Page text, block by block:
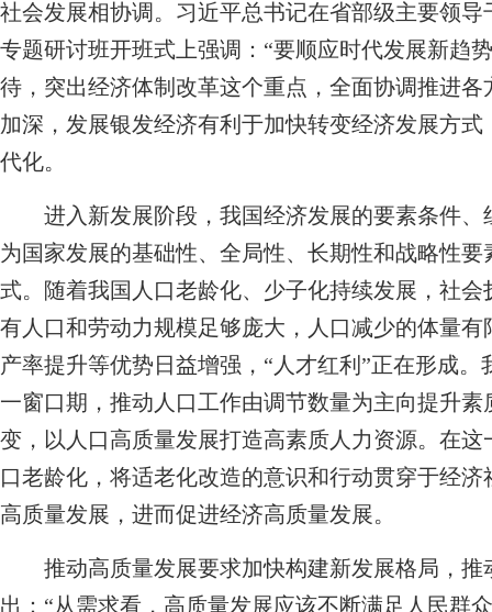
社会发展相协调。习近平总书记在省部级主要领
专题研讨班开班式上强调：“要顺应时代发展新趋
待，突出经济体制改革这个重点，全面协调推进
加深，发展银发经济有利于加快转变经济发展方
代化。
进入新发展阶段，我国经济发展的要素条件、
为国家发展的基础性、全局性、长期性和战略性
式。随着我国人口老龄化、少子化持续发展，社
有人口和劳动力规模足够庞大，人口减少的体量
产率提升等优势日益增强，“人才红利”正在形成
一窗口期，推动人口工作由调节数量为主向提升
变，以人口高质量发展打造高素质人力资源。在
口老龄化，将适老化改造的意识和行动贯穿于经
高质量发展，进而促进经济高质量发展。
推动高质量发展要求加快构建新发展格局，推
出：“从需求看，高质量发展应该不断满足人民群